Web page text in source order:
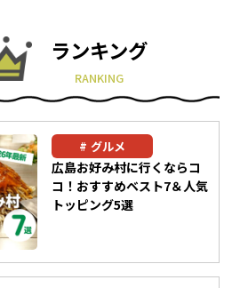
ランキング
RANKING
グルメ
広島お好み村に行くならコ
コ！おすすめベスト7＆人気
トッピング5選